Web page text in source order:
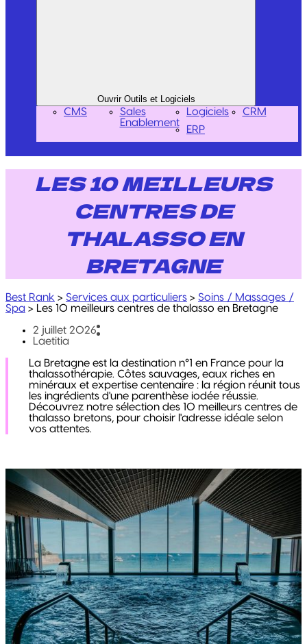
Ouvrir Outils et Logiciels
CMS
Sales
Enablement
Logiciels
CRM
ERP
LES 10 MEILLEURS
CENTRES DE
THALASSO EN
BRETAGNE
Best Rank > Services aux particuliers > Soins / Massages /
Spa > Les 10 meilleurs centres de thalasso en Bretagne
2 juillet 2026
Laetitia
La Bretagne est la destination n°1 en France pour la
thalassothérapie. Côtes sauvages, eaux riches en
minéraux et expertise centenaire : la région réunit tous
les ingrédients d'une parenthèse iodée réussie.
Découvrez notre sélection des 10 meilleurs centres de
thalasso bretons, pour choisir l'adresse idéale selon
vos attentes.